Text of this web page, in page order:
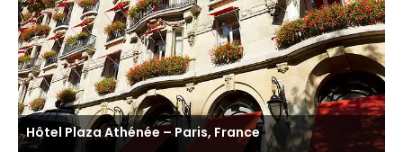
Hôtel Plaza Athénée – Paris, France